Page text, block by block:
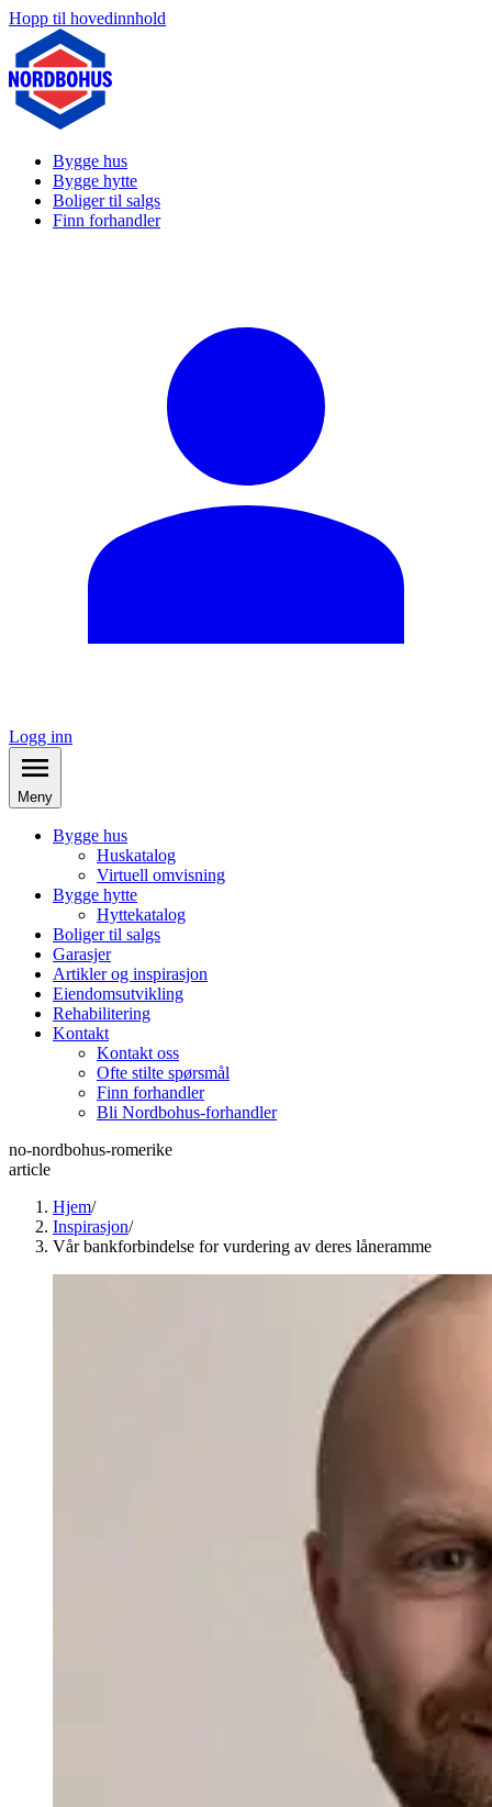
Hopp til hovedinnhold
Bygge hus
Bygge hytte
Boliger til salgs
Finn forhandler
Logg inn
Meny
Bygge hus
Huskatalog
Virtuell omvisning
Bygge hytte
Hyttekatalog
Boliger til salgs
Garasjer
Artikler og inspirasjon
Eiendomsutvikling
Rehabilitering
Kontakt
Kontakt oss
Ofte stilte spørsmål
Finn forhandler
Bli Nordbohus-forhandler
no-nordbohus-romerike
article
Hjem/
Inspirasjon/
Vår bankforbindelse for vurdering av deres låneramme